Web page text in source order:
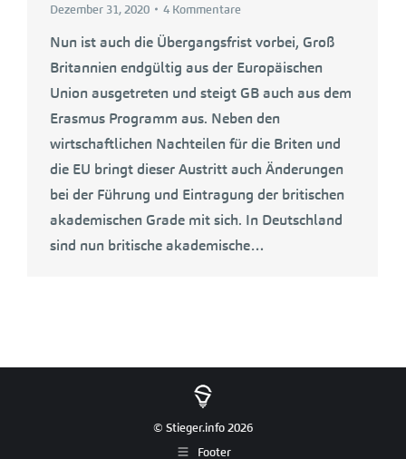
Dezember 31, 2020
4 Kommentare
Nun ist auch die Übergangsfrist vorbei, Groß
Britannien endgültig aus der Europäischen
Union ausgetreten und steigt GB auch aus dem
Erasmus Programm aus. Neben den
wirtschaftlichen Nachteilen für die Briten und
die EU bringt dieser Austritt auch Änderungen
bei der Führung und Eintragung der britischen
akademischen Grade mit sich. In Deutschland
sind nun britische akademische…
© Stieger.info 2026
Footer